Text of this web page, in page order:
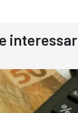
966
interessar